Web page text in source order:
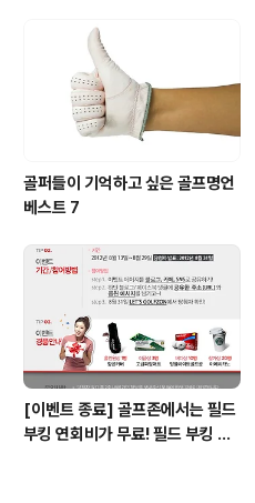
골퍼들이 기억하고 싶은 골프명언
베스트 7
[이벤트 종료] 골프존에서는 필드
부킹 연회비가 무료! 필드 부킹 노